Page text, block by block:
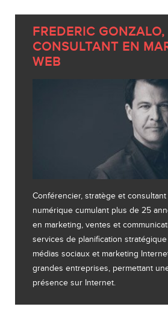
FREDERIC GONZALO,
CONSULTANT EN
WEB
Conférencier, stratège et
numérique cumulant plus de 25
en marketing, ventes et
services de planification
médias sociaux et marketing
grandes entreprises, permettant
présence sur Internet.